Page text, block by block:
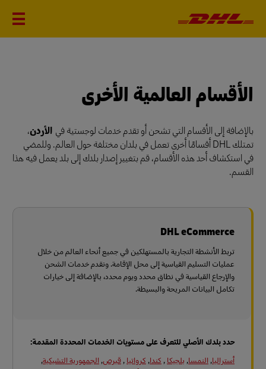
الأقسام العالمية الأخرى
بالإضافة إلى الأقسام التي تشحن أو تقدم خدمات لوجستية في الأردن،
تمتلك DHL أقسامًا أخرى تعمل في بلدان مختلفة حول العالم. وللمضي
في استكشاف أحد هذه الأقسام، قم بتغيير إصدار بلدك إلى بلد يعمل فيه هذا
القسم.
DHL eCommerce
تربط الأنشطة التجارية بالمستهلكين في جميع أنحاء العالم من خلال
عمليات التسليم القياسية إلى محل الإقامة. ونقدم خدمات الشحن
والإرجاع القياسية في نطاق محدد ويوم محدد، بالإضافة إلى خيارات
تكامل البيانات المريحة والبسيطة.
حدد بلدك الأصلي للتعرف على مستويات الخدمات المحددة المقدمة:
أستراليا, النمسا, بلجيكا , كندا, كرواتيا , قبرص, الجمهورية التشيكية,